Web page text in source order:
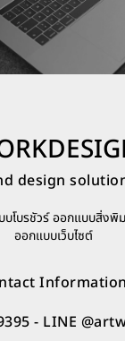
design
บโบรชัวร์ ออกแบบสิ่ง
ออกแบบเว็บไซต์
Information
- LINE